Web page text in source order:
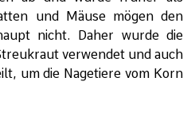
und Mäuse mögen den
nicht. Daher wurde die
verwendet und auch
um die Nagetiere vom Korn